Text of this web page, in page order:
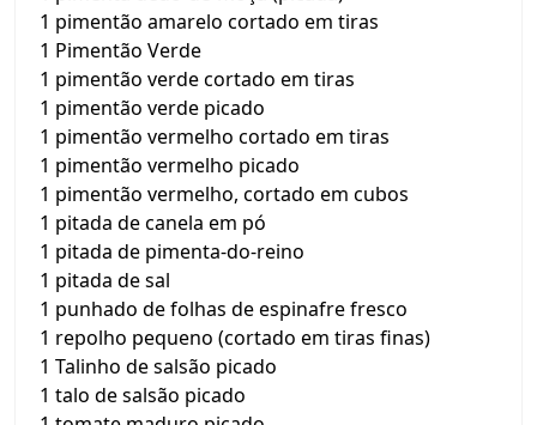
1 pimentão amarelo cortado em tiras
1 Pimentão Verde
1 pimentão verde cortado em tiras
1 pimentão verde picado
1 pimentão vermelho cortado em tiras
1 pimentão vermelho picado
1 pimentão vermelho, cortado em cubos
1 pitada de canela em pó
1 pitada de pimenta-do-reino
1 pitada de sal
1 punhado de folhas de espinafre fresco
1 repolho pequeno (cortado em tiras finas)
1 Talinho de salsão picado
1 talo de salsão picado